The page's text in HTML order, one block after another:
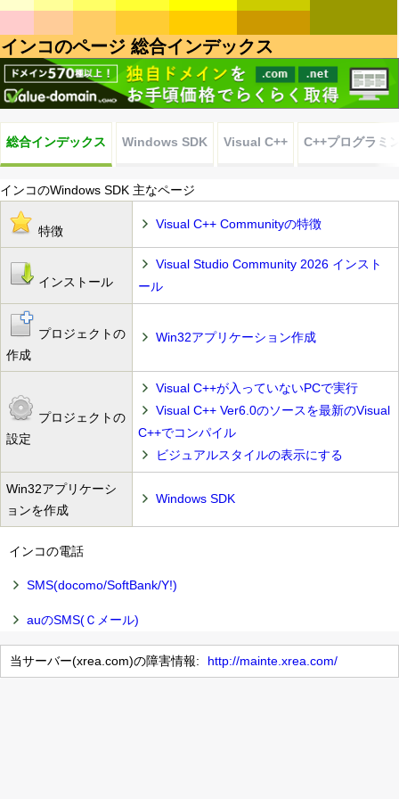
インコのページ 総合インデックス
総合インデックス Windows SDK Visual C++ C++プログラミ
インコのWindows SDK 主なページ
特徴 Visual C++ Communityの特徴
インストール
Visual Studio Community 2026 インスト
ール
プロジェクトの
作成
Win32アプリケーション作成
プロジェクトの
設定
Visual C++が入っていないPCで実行
Visual C++ Ver6.0のソースを最新のVisual
C++でコンパイル
ビジュアルスタイルの表示にする
Win32アプリケーシ
ョンを作成
Windows SDK
インコの電話
SMS(docomo/SoftBank/Y!)
auのSMS(Ｃメール)
当サーバー(xrea.com)の障害情報: http://mainte.xrea.com/